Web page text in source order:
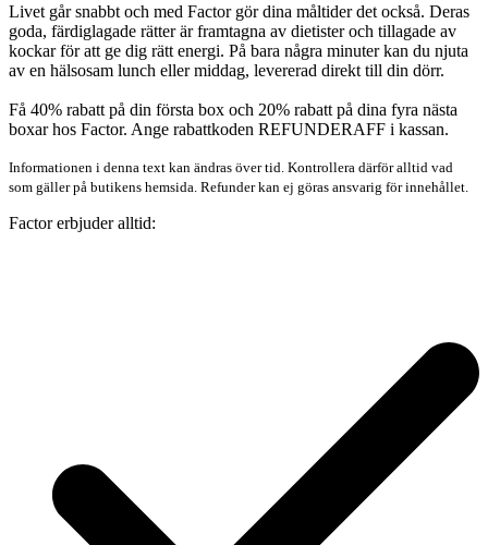
Livet går snabbt och med Factor gör dina måltider det också. Deras
goda, färdiglagade rätter är framtagna av dietister och tillagade av
kockar för att ge dig rätt energi. På bara några minuter kan du njuta
av en hälsosam lunch eller middag, levererad direkt till din dörr.
Få 40% rabatt på din första box och 20% rabatt på dina fyra nästa
boxar hos Factor. Ange rabattkoden REFUNDERAFF i kassan.
Informationen i denna text kan ändras över tid. Kontrollera därför alltid vad
som gäller på butikens hemsida. Refunder kan ej göras ansvarig för innehållet.
Factor erbjuder alltid: